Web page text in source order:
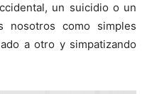
un suicidio o un
nosotros como simples
a otro y simpatizando